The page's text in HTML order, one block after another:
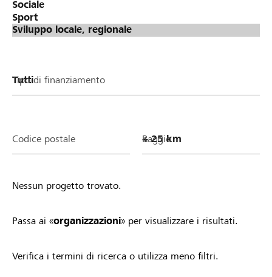
Tipo di finanziamento
Codice postale Raggio
Nessun progetto trovato.
Passa ai «organizzazioni» per visualizzare i risultati.
Verifica i termini di ricerca o utilizza meno filtri.